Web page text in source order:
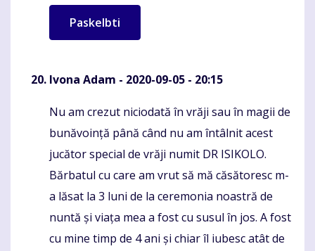
Ivona Adam - 2020-09-05 - 20:15
Komentaras
Nu am crezut niciodată în vrăji sau în magii de
bunăvoință până când nu am întâlnit acest
jucător special de vrăji numit DR ISIKOLO.
Bărbatul cu care am vrut să mă căsătoresc m-
a lăsat la 3 luni de la ceremonia noastră de
nuntă și viața mea a fost cu susul în jos. A fost
cu mine timp de 4 ani și chiar îl iubesc atât de